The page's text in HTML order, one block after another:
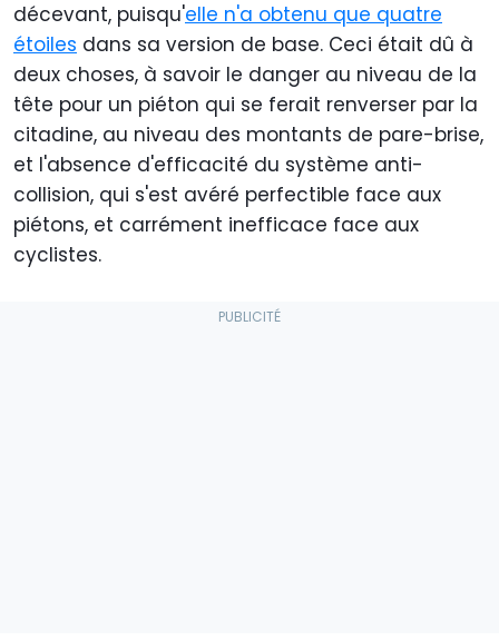
décevant, puisqu'elle n'a obtenu que quatre
étoiles dans sa version de base. Ceci était dû à
deux choses, à savoir le danger au niveau de la
tête pour un piéton qui se ferait renverser par la
citadine, au niveau des montants de pare-brise,
et l'absence d'efficacité du système anti-
collision, qui s'est avéré perfectible face aux
piétons, et carrément inefficace face aux
cyclistes.